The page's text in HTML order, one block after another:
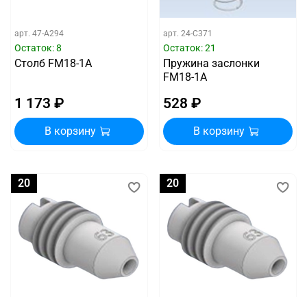
арт. 47-A294
Остаток: 8
Столб FM18-1A
1 173 ₽
В корзину
арт. 24-C371
Остаток: 21
Пружина заслонки
FM18-1A
528 ₽
В корзину
20 20